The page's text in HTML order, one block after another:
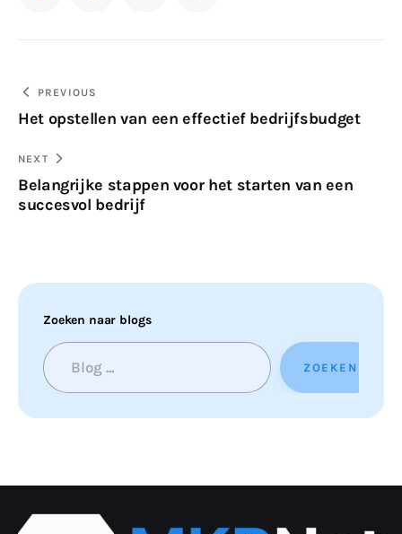
Bericht
navigatie
PREVIOUS
Het opstellen van een effectief bedrijfsbudget
NEXT
Belangrijke stappen voor het starten van een
succesvol bedrijf
Zoeken naar blogs
ZOEKEN